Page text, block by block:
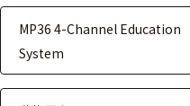
択
MP36 4-Channel Education
System